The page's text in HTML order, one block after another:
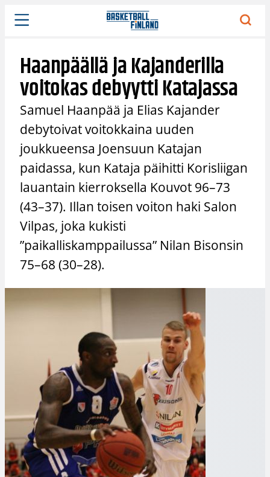
Siirry
sisältöön
Haanpäällä ja Kajanderilla
voitokas debyytti Katajassa
Samuel Haanpää ja Elias Kajander
debytoivat voitokkaina uuden
joukkueensa Joensuun Katajan
paidassa, kun Kataja päihitti Korisliigan
lauantain kierroksella Kouvot 96–73
(43–37). Illan toisen voiton haki Salon
Vilpas, joka kukisti
”paikalliskamppailussa” Nilan Bisonsin
75–68 (30–28).